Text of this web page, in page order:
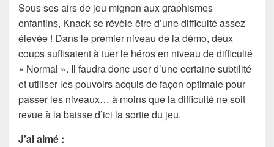
Sous ses airs de jeu mignon aux graphismes
enfantins, Knack se révèle être d’une difficulté assez
élevée ! Dans le premier niveau de la démo, deux
coups suffisaient à tuer le héros en niveau de difficulté
« Normal ». Il faudra donc user d’une certaine subtilité
et utiliser les pouvoirs acquis de façon optimale pour
passer les niveaux… à moins que la difficulté ne soit
revue à la baisse d’ici la sortie du jeu.
J’ai aimé :